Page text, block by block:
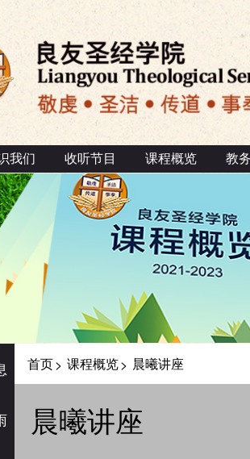
我们 收听节目 课程概览 教
首页> 课程概览> 晨曦讲座
晨曦讲座